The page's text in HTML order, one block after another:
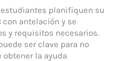
planifiquen su
antelación y se
y requisitos necesarios.
ser clave para no
la ayuda